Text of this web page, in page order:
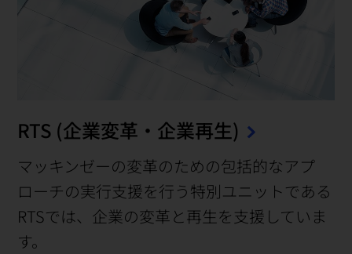
RTS (企業変革・企業再生)
マッキンゼーの変革のための包括的なアプ
ローチの実行支援を行う特別ユニットである
RTSでは、企業の変革と再生を支援していま
す。